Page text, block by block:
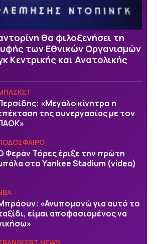
θα φιλοξενήσει τη
των Εθνικών Οργανισμών
Κεντρικής και Ανατολικής
«Μεγάλο κίνητρο η
της συνεργασίας με τον
Φεράν Τόρες έριξε την πρώτη
στο Yankee Stadium (video)
«Ανυπομονώ για αυτό το
είμαι αποφασισμένος να